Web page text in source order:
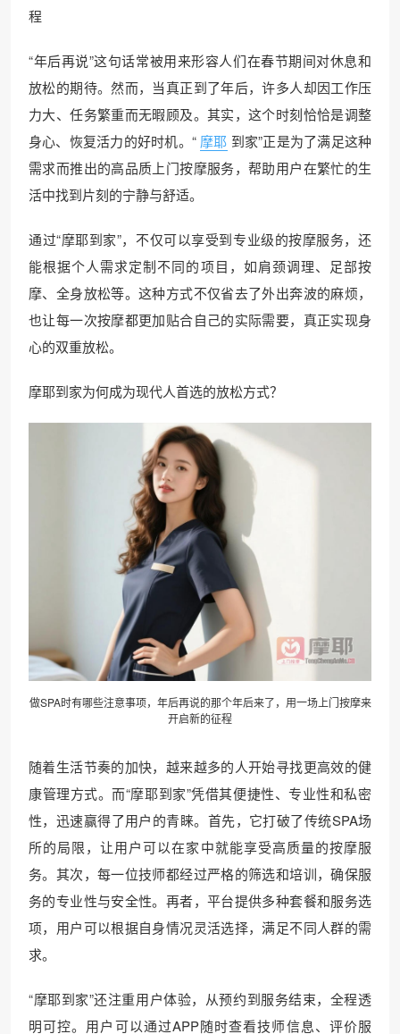
程
“年后再说”这句话常被用来形容人们在春节期间对休息和
放松的期待。然而，当真正到了年后，许多人却因工作压
力大、任务繁重而无暇顾及。其实，这个时刻恰恰是调整
身心、恢复活力的好时机。“ 摩耶 到家”正是为了满足这种
需求而推出的高品质上门按摩服务，帮助用户在繁忙的生
活中找到片刻的宁静与舒适。
通过“摩耶到家”，不仅可以享受到专业级的按摩服务，还
能根据个人需求定制不同的项目，如肩颈调理、足部按
摩、全身放松等。这种方式不仅省去了外出奔波的麻烦，
也让每一次按摩都更加贴合自己的实际需要，真正实现身
心的双重放松。
摩耶到家为何成为现代人首选的放松方式？
做SPA时有哪些注意事项，年后再说的那个年后来了，用一场上门按摩来
开启新的征程
随着生活节奏的加快，越来越多的人开始寻找更高效的健
康管理方式。而“摩耶到家”凭借其便捷性、专业性和私密
性，迅速赢得了用户的青睐。首先，它打破了传统SPA场
所的局限，让用户可以在家中就能享受高质量的按摩服
务。其次，每一位技师都经过严格的筛选和培训，确保服
务的专业性与安全性。再者，平台提供多种套餐和服务选
项，用户可以根据自身情况灵活选择，满足不同人群的需
求。
“摩耶到家”还注重用户体验，从预约到服务结束，全程透
明可控。用户可以通过APP随时查看技师信息、评价服